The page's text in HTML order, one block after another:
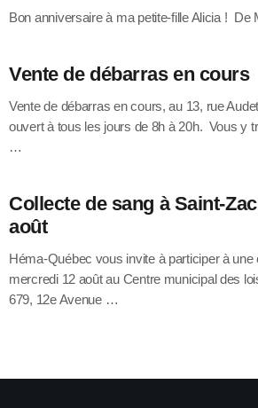
Bon anniversaire à ma petite-fille Alicia ! De
Vente de débarras en cours
Vente de débarras en cours, au 13, rue
ouvert à tous les jours de 8h à 20h. Vous y
…
Collecte de sang à Saint-
août
Héma-Québec vous invite à participer à une
mercredi 12 août au Centre municipal des
679, 12e Avenue …